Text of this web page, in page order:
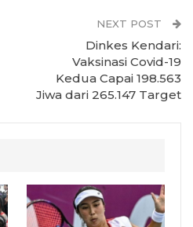
NEXT POST
Dinkes Kendari:
Vaksinasi Covid-19
Kedua Capai 198.563
Jiwa dari 265.147 Target